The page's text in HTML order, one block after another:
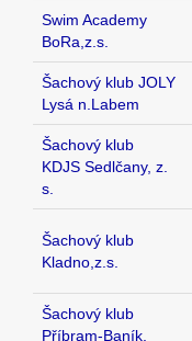
Swim Academy
BoRa,z.s.
Šachový klub JOLY
Lysá n.Labem
Šachový klub
KDJS Sedlčany, z.
s.
Šachový klub
Kladno,z.s.
Šachový klub
Příbram-Baník,